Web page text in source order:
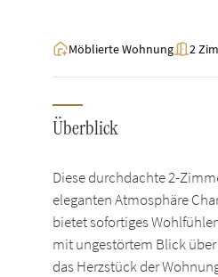
Möblierte Wohnung 2
Überblick
Diese durchdachte 2-
eleganten Atmosphäre
bietet sofortiges
mit ungestörtem Blick
das Herzstück der